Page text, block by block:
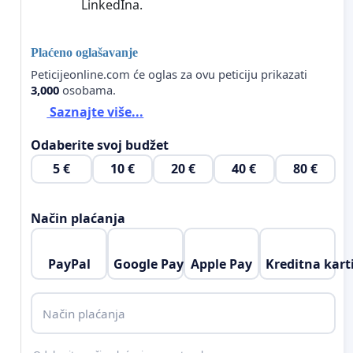
LinkedIna.
Plaćeno oglašavanje
Peticijeonline.com će oglas za ovu peticiju prikazati
3,000 osobama.
Saznajte više...
Odaberite svoj budžet
5 €
10 € 20 € 40 € 80 €
Način plaćanja
PayPal Google Pay Apple Pay Kreditna
Način plaćanja